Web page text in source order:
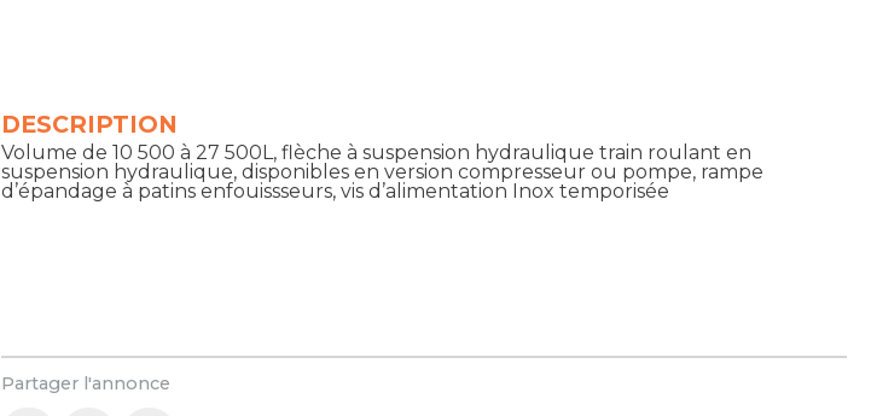
Partager l'annonce
DESCRIPTION
Volume de 10 500 à 27 500L, flèche à suspension hydraulique train roulant en
suspension hydraulique, disponibles en version compresseur ou pompe, rampe
d’épandage à patins enfouissseurs, vis d’alimentation Inox temporisée